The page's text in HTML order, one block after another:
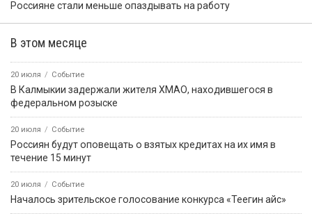
фильма о самом харизматичном жителе Белогорья —
31 июля Событие
В Калмыкии с 1 октября изменятся тарифы на коммунальные
услуги
31 июля Событие
Российские боксёры возвращаются на мировую арену с
флагом и гимном
1 августа Событие